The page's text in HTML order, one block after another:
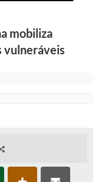
mobiliza
vulneráveis